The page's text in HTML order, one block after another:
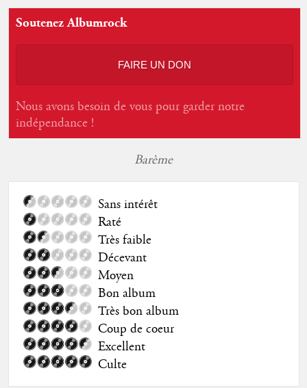
Soutenez Albumrock
FAIRE UN DON
Nous avons besoin de vous pour garder notre
indépendance !
Barème
Sans intérêt
Raté
Très faible
Décevant
Moyen
Bon album
Très bon album
Coup de coeur
Excellent
Culte